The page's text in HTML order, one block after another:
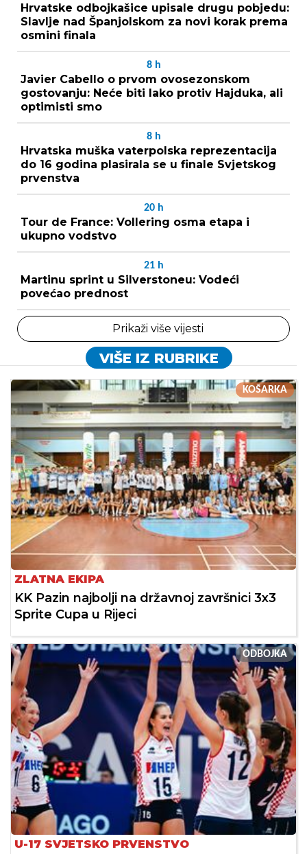
Hrvatske odbojkašice upisale drugu pobjedu:
Slavlje nad Španjolskom za novi korak prema
osmini finala
8 h
Javier Cabello o prvom ovosezonskom
gostovanju: Neće biti lako protiv Hajduka, ali
optimisti smo
8 h
Hrvatska muška vaterpolska reprezentacija
do 16 godina plasirala se u finale Svjetskog
prvenstva
20 h
Tour de France: Vollering osma etapa i
ukupno vodstvo
21 h
Martinu sprint u Silverstoneu: Vodeći
povećao prednost
Prikaži više vijesti
VIŠE IZ RUBRIKE
KOŠARKA
ZLATNA EKIPA
KK Pazin najbolji na državnoj završnici 3x3
Sprite Cupa u Rijeci
ODBOJKA
U-17 SVJETSKO PRVENSTVO